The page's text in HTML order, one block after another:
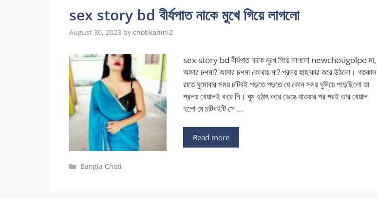
sex story bd বীর্যপাত নাকে মুখে গিয়ে লাগলো
August 30, 2023 by chotikahini2
sex story bd বীর্যপাত নাকে মুখে গিয়ে লাগলো newchotigolpo মা,
আমার চশমা? আমার চশমা কোথায় মা? প্রলয় হাহাকার করে উঠলো। গতকাল
রাতে ঘুমোবার সময় চটিবই পড়তে পড়তে যে কোন সময় ঘুমিয়ে পড়েছিলো তা
প্রলয় খেয়ালই করে নি। ঘুম হঠাৎ করে ভেঙে যাওয়ার পর পরই তার খেয়াল
হলো যে চটিবইটি সে …
Read more
Categories
Bangla Choti